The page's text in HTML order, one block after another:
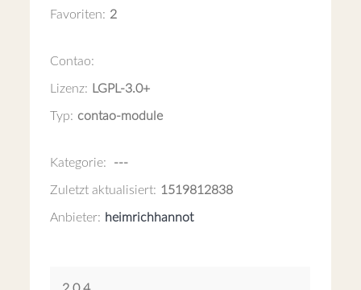
Favoriten: 2
Contao:
Lizenz: LGPL-3.0+
Typ: contao-module
Kategorie: ---
Zuletzt aktualisiert: 1519812838
Anbieter: heimrichhannot